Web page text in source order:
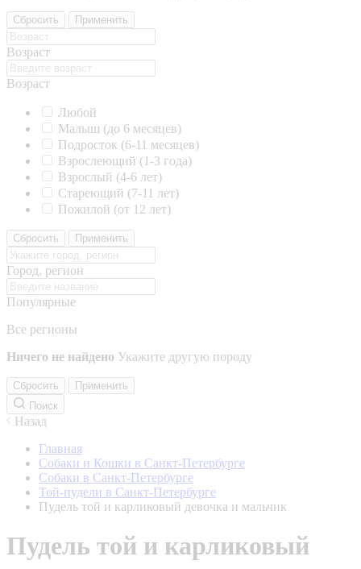
Сбросить Применить
Возраст
Возраст
Любой
Малыш (до 6 месяцев)
Подросток (6-11 месяцев)
Взрослеющий (1-3 года)
Взрослый (4-6 лет)
Стареющий (7-11 лет)
Пожилой (от 12 лет)
Сбросить Применить
Город, регион
Популярные
Все регионы
Ничего не найдено Укажите другую породу
Сбросить
Применить
Поиск
Назад
Главная
Собаки и Кошки в Санкт-Петербурге
Собаки в Санкт-Петербурге
Той-пудели в Санкт-Петербурге
Пудель той и карликовый девочка и мальчик
Пудель той и карликовый